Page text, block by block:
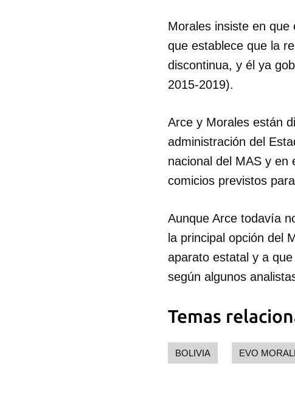
Morales insiste en que
que establece que la
discontinua, y él ya
2015-2019).
Arce y Morales están
administración del
nacional del MAS y en
comicios previstos
Aunque Arce todavía
la principal opción del
aparato estatal y a
según algunos
Temas
BOLIVIA EVO